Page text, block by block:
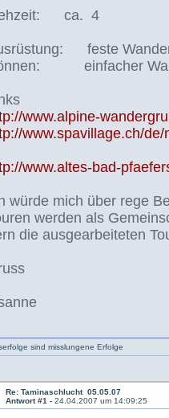
ca. 4
feste
einfacher
www.alpine-
www.spavillage.ch/
www.altes-bad-
würde mich über rege
werden als
die ausgearbeiteten
sind misslungene Erfolge
Re: Taminaschlucht 05.05.07
Antwort #1 -24.04.2007 um 14:09:25